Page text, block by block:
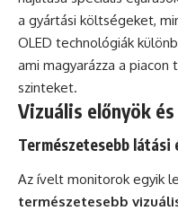
a gyártási költségeket,
OLED technológiák
ami magyarázza a
szinteket.
Vizuális előnyök
Természetesebb látási
Az ívelt monitorok egyik
természetesebb